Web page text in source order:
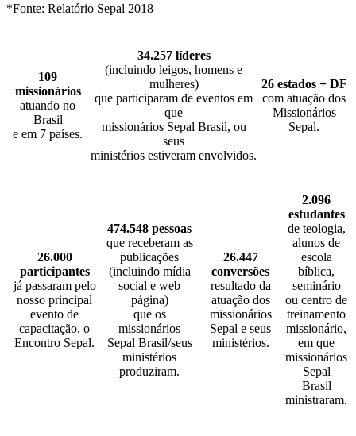
*Fonte: Relatório Sepal 2018
109
missionários
atuando no
Brasil
e em 7 países.
34.257 líderes
(incluindo leigos, homens e
mulheres)
que participaram de eventos em
que
missionários Sepal Brasil, ou
seus
ministérios estiveram envolvidos.
26 estados + DF
com atuação dos
Missionários
Sepal.
26.000
participantes
já passaram pelo
nosso principal
evento de
capacitação, o
Encontro Sepal.
474.548 pessoas
que receberam as
publicações
(incluindo mídia
social e web
página)
que os
missionários
Sepal Brasil/seus
ministérios
produziram.
26.447
conversões
resultado da
atuação dos
missionários
Sepal e seus
ministérios.
2.096
estudantes
de teologia,
alunos de
escola
bíblica,
seminário
ou centro de
treinamento
missionário,
em que
missionários
Sepal
Brasil
ministraram.